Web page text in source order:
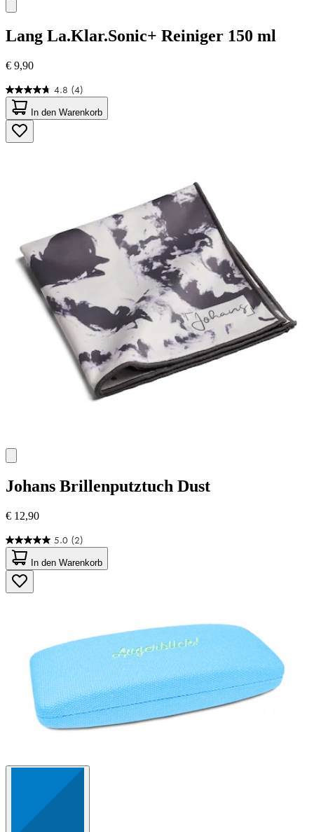
Lang La.Klar.Sonic+ Reiniger 150 ml
€ 9,90
4.8 (4)
4.8
von
5
Sternen.
4
In den Warenkorb
Johans Brillenputztuch Dust
€ 12,90
5.0 (2)
5.0
von
5
Sternen.
2
In den Warenkorb